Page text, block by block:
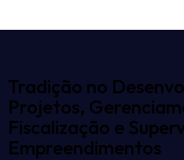
Tradição no
Projetos,
Fiscalização e
Empreendimentos